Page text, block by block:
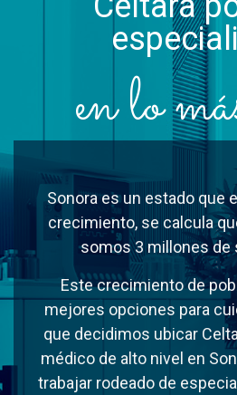
en lo
Sonora es un estado que
crecimiento, se calcula
somos 3 millones de
Este crecimiento de
mejores opciones para
que decidimos ubicar
médico de alto nivel en
trabajar rodeado de